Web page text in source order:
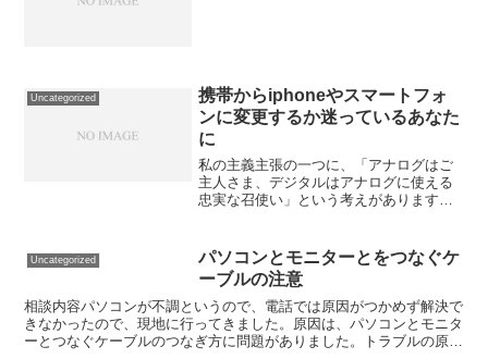
Uncategorized
携帯からiphoneやスマートフォ
ンに変更するか迷っているあなた
に
私の主義主張の一つに、「アナログはご
主人さま、デジタルはアナログに使える
忠実な召使い」という考えがあります。
す。 スマートフォン・・・別にスマート
ファンのせいにするわ...
Uncategorized
パソコンとモニターとをつなぐケ
ーブルの注意
相談内容パソコンが不調というので、電話では原因がつかめず解決で
きなかったので、現地に行ってきました。原因は、パソコンとモニタ
ーとつなぐケーブルのつなぎ方に問題がありました。トラブルの原因